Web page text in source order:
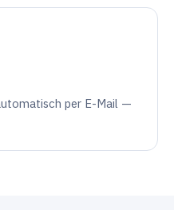
per E-Mail —